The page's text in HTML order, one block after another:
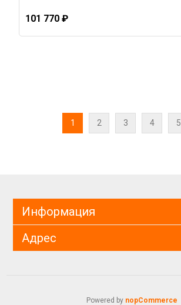
101 770 ₽
1 2 3 4 5
Информация
Адрес
Powered by nopCommerce